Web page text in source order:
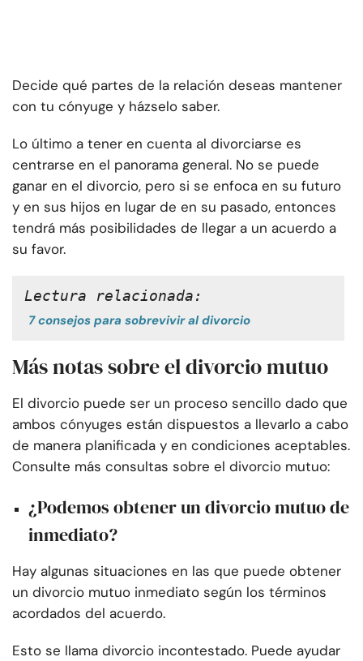
Decide qué partes de la relación deseas mantener
con tu cónyuge y házselo saber.
Lo último a tener en cuenta al divorciarse es
centrarse en el panorama general. No se puede
ganar en el divorcio, pero si se enfoca en su futuro
y en sus hijos en lugar de en su pasado, entonces
tendrá más posibilidades de llegar a un acuerdo a
su favor.
Lectura relacionada:
7 consejos para sobrevivir al divorcio
Más notas sobre el divorcio mutuo
El divorcio puede ser un proceso sencillo dado que
ambos cónyuges están dispuestos a llevarlo a cabo
de manera planificada y en condiciones aceptables.
Consulte más consultas sobre el divorcio mutuo:
¿Podemos obtener un divorcio mutuo de
inmediato?
Hay algunas situaciones en las que puede obtener
un divorcio mutuo inmediato según los términos
acordados del acuerdo.
Esto se llama divorcio incontestado. Puede ayudar